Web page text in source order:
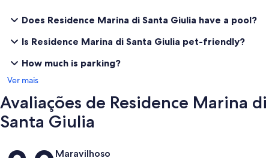
Does Residence Marina di Santa Giulia have a pool?
Is Residence Marina di Santa Giulia pet-friendly?
How much is parking?
Ver mais
Avaliações de Residence Marina di
Santa Giulia
AvaliaçõesMaravilhoso